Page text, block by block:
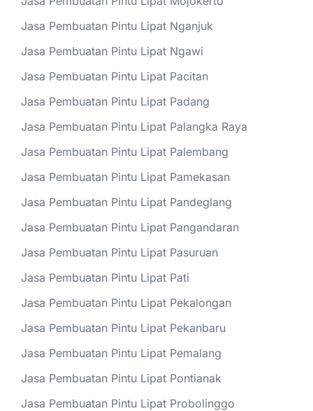
Jasa Pembuatan Pintu Lipat Nganjuk
Jasa Pembuatan Pintu Lipat Ngawi
Jasa Pembuatan Pintu Lipat Pacitan
Jasa Pembuatan Pintu Lipat Padang
Jasa Pembuatan Pintu Lipat Palangka Raya
Jasa Pembuatan Pintu Lipat Palembang
Jasa Pembuatan Pintu Lipat Pamekasan
Jasa Pembuatan Pintu Lipat Pandeglang
Jasa Pembuatan Pintu Lipat Pangandaran
Jasa Pembuatan Pintu Lipat Pasuruan
Jasa Pembuatan Pintu Lipat Pati
Jasa Pembuatan Pintu Lipat Pekalongan
Jasa Pembuatan Pintu Lipat Pekanbaru
Jasa Pembuatan Pintu Lipat Pemalang
Jasa Pembuatan Pintu Lipat Pontianak
Jasa Pembuatan Pintu Lipat Probolinggo